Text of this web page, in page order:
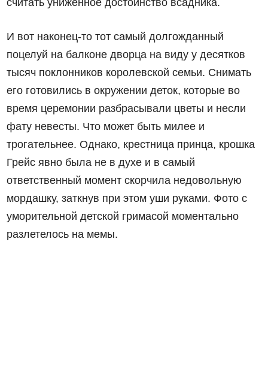
считать униженное достоинство всадника.
И вот наконец-то тот самый долгожданный
поцелуй на балконе дворца на виду у десятков
тысяч поклонников королевской семьи. Снимать
его готовились в окружении деток, которые во
время церемонии разбрасывали цветы и несли
фату невесты. Что может быть милее и
трогательнее. Однако, крестница принца, крошка
Грейс явно была не в духе и в самый
ответственный момент скорчила недовольную
мордашку, заткнув при этом уши руками. Фото с
уморительной детской гримасой моментально
разлетелось на мемы.